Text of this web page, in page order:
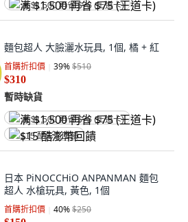
满 $1,500 再省 $75 (王道卡)
麵包超人 大臉灑水玩具, 1個, 橘 + 紅
首購折扣價 39%$510
$310
暫時缺貨
满 $1,500 再省 $75 (王道卡)
$15 酷澎幣回饋
日本 PiNOCCHiO ANPANMAN 麵包
超人 水槍玩具, 黃色, 1個
首購折扣價 40%$250